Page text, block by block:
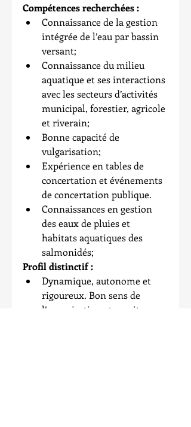
Compétences recherchées :
Connaissance de la gestion
intégrée de l’eau par bassin
versant;
Connaissance du milieu
aquatique et ses interactions
avec les secteurs d’activités
municipal, forestier, agricole
et riverain;
Bonne capacité de
vulgarisation;
Expérience en tables de
concertation et événements
de concertation publique.
Connaissances en gestion
des eaux de pluies et
habitats aquatiques des
salmonidés;
Profil distinctif :
Dynamique, autonome et
rigoureux. Bon sens de
l’organisation et esprit